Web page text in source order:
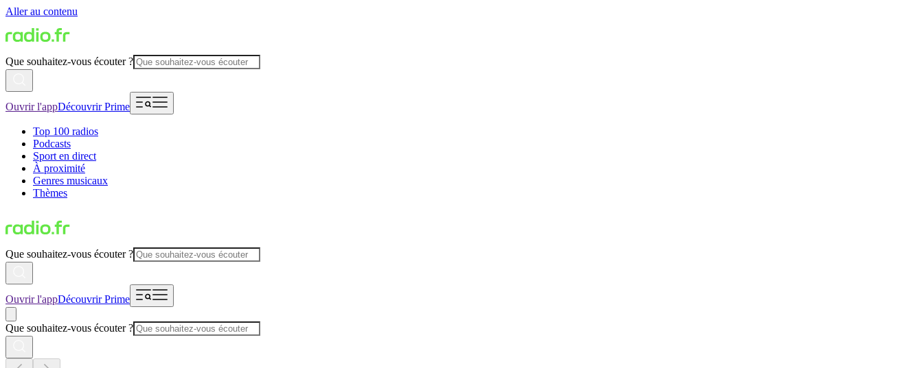
Aller au contenu
Que souhaitez-vous écouter ?
Ouvrir l'appDécouvrir Prime
Top 100 radios
Podcasts
Sport en direct
À proximité
Genres musicaux
Thèmes
Que souhaitez-vous écouter ?
Ouvrir l'appDécouvrir Prime
Que souhaitez-vous écouter ?